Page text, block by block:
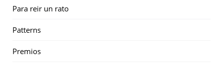
Para reir un rato
Patterns
Premios